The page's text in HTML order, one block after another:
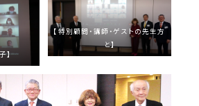
】
【特別顧問・講師・ゲストの先生方
と】